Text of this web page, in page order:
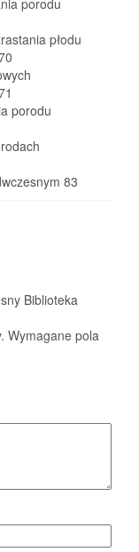
płodu
porodu
83
Biblioteka
Wymagane pola